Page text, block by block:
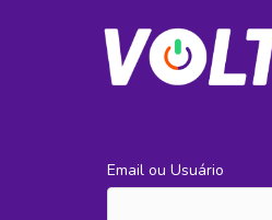
Email ou Usuário